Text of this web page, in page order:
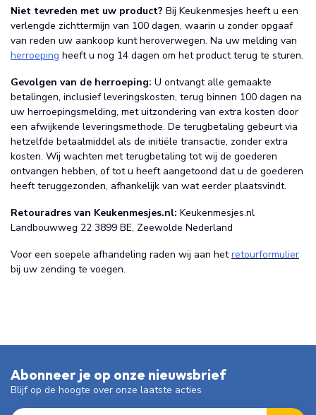
Niet tevreden met uw product? Bij Keukenmesjes heeft u een
verlengde zichttermijn van 100 dagen, waarin u zonder opgaaf
van reden uw aankoop kunt heroverwegen. Na uw melding van
herroeping heeft u nog 14 dagen om het product terug te sturen.
Gevolgen van de herroeping: U ontvangt alle gemaakte
betalingen, inclusief leveringskosten, terug binnen 100 dagen na
uw herroepingsmelding, met uitzondering van extra kosten door
een afwijkende leveringsmethode. De terugbetaling gebeurt via
hetzelfde betaalmiddel als de initiële transactie, zonder extra
kosten. Wij wachten met terugbetaling tot wij de goederen
ontvangen hebben, of tot u heeft aangetoond dat u de goederen
heeft teruggezonden, afhankelijk van wat eerder plaatsvindt.
Retouradres van Keukenmesjes.nl: Keukenmesjes.nl
Landbouwweg 22 3899 BE, Zeewolde Nederland
Voor een soepele afhandeling raden wij aan hetretourformulier
bij uw zending te voegen.
Abonneer je op onze nieuwsbrief
Blijf op de hoogte over onze laatste acties